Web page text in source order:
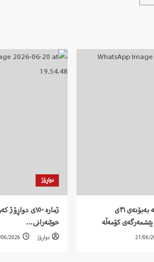
‍ بەیاننامەی کۆمەڵە بەبۆنەی ٣١ی
کۆمەڵە
21/06/
دواڕۆژ
ژمارە ١٥٠ی
خوێنەرانی…
دواڕۆژ 2026